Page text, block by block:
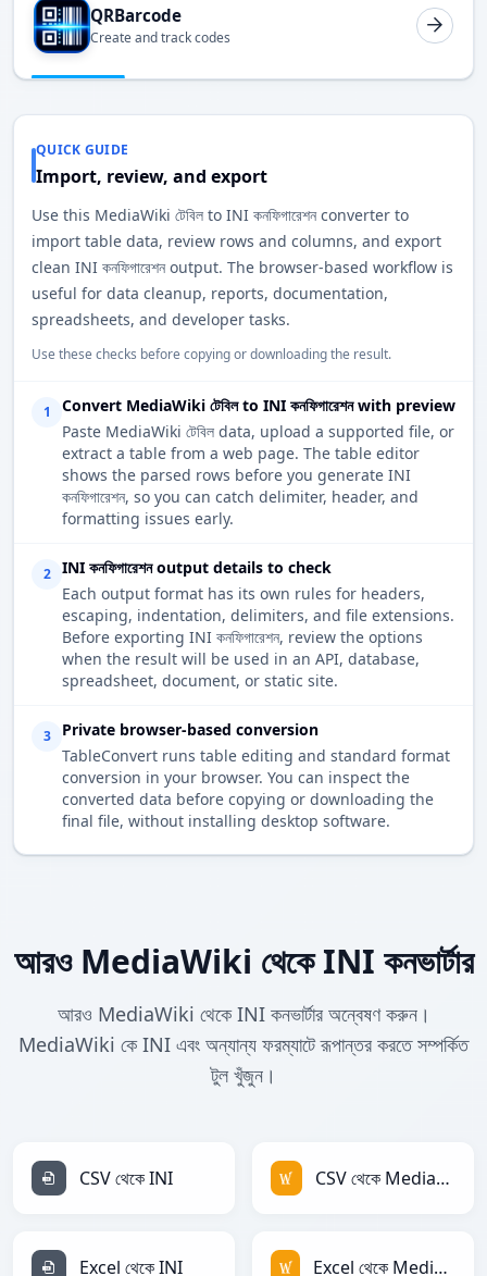
QRBarcode
Create and track codes
QUICK GUIDE
Import, review, and export
Use this MediaWiki টেবিল to INI কনফিগারেশন converter to
import table data, review rows and columns, and export
clean INI কনফিগারেশন output. The browser-based workflow is
useful for data cleanup, reports, documentation,
spreadsheets, and developer tasks.
Use these checks before copying or downloading the result.
1
Convert MediaWiki টেবিল to INI কনফিগারেশন with preview
Paste MediaWiki টেবিল data, upload a supported file, or
extract a table from a web page. The table editor
shows the parsed rows before you generate INI
কনফিগারেশন, so you can catch delimiter, header, and
formatting issues early.
2
INI কনফিগারেশন output details to check
Each output format has its own rules for headers,
escaping, indentation, delimiters, and file extensions.
Before exporting INI কনফিগারেশন, review the options
when the result will be used in an API, database,
spreadsheet, document, or static site.
3
Private browser-based conversion
TableConvert runs table editing and standard format
conversion in your browser. You can inspect the
converted data before copying or downloading the
final file, without installing desktop software.
আরও MediaWiki থেকে INI কনভার্টার
আরও MediaWiki থেকে INI কনভার্টার অন্বেষণ করুন।
MediaWiki কে INI এবং অন্যান্য ফরম্যাটে রূপান্তর করতে সম্পর্কিত
টুল খুঁজুন।
CSV থেকে INI CSV থেকে MediaWiki
Excel থেকে INI Excel থেকে MediaWiki